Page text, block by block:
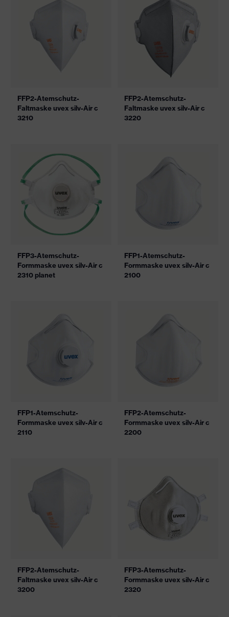
FFP2-Atemschutz-
Faltmaske uvex silv-Air c
3210
FFP2-Atemschutz-
Faltmaske uvex silv-Air c
3220
FFP3-Atemschutz-
Formmaske uvex silv-Air c
2310 planet
FFP1-Atemschutz-
Formmaske uvex silv-Air c
2100
FFP1-Atemschutz-
Formmaske uvex silv-Air c
2110
FFP2-Atemschutz-
Formmaske uvex silv-Air c
2200
FFP2-Atemschutz-
Faltmaske uvex silv-Air c
3200
FFP3-Atemschutz-
Formmaske uvex silv-Air c
2320